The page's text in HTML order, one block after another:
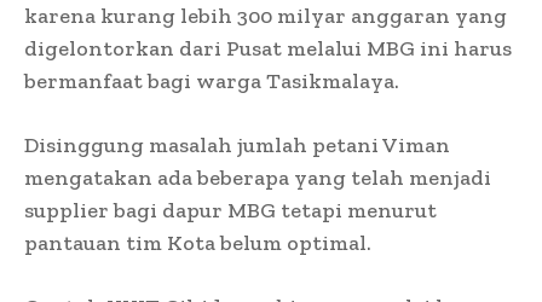
karena kurang lebih 300 milyar anggaran yang
digelontorkan dari Pusat melalui MBG ini harus
bermanfaat bagi warga Tasikmalaya.
Disinggung masalah jumlah petani Viman
mengatakan ada beberapa yang telah menjadi
supplier bagi dapur MBG tetapi menurut
pantauan tim Kota belum optimal.